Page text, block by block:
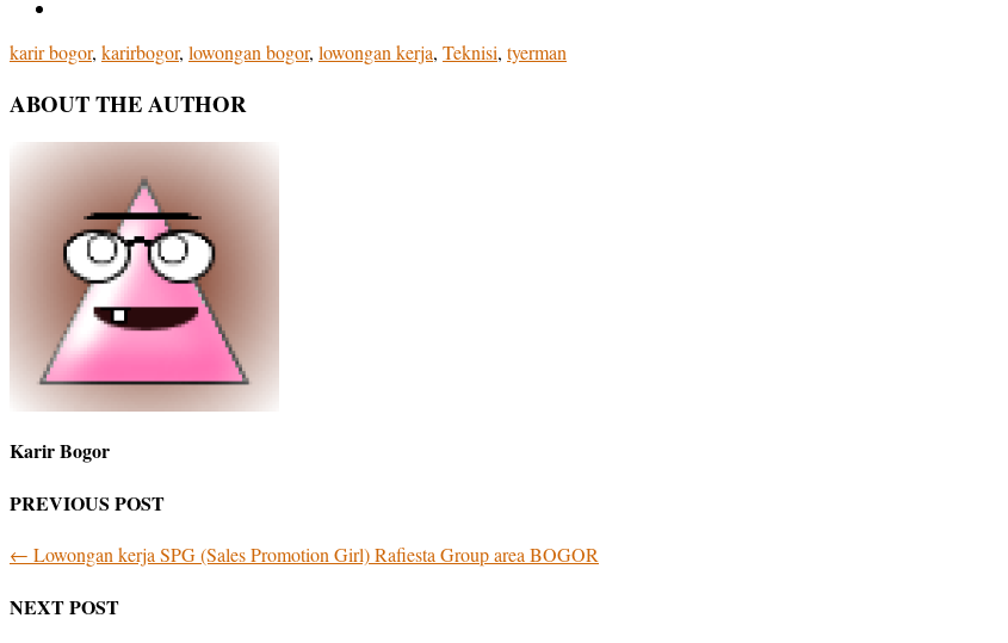
karir bogor, karirbogor, lowongan bogor, lowongan kerja, Teknisi, tyerman
ABOUT THE AUTHOR
Karir Bogor
PREVIOUS POST
← Lowongan kerja SPG (Sales Promotion Girl) Rafiesta Group area BOGOR
NEXT POST